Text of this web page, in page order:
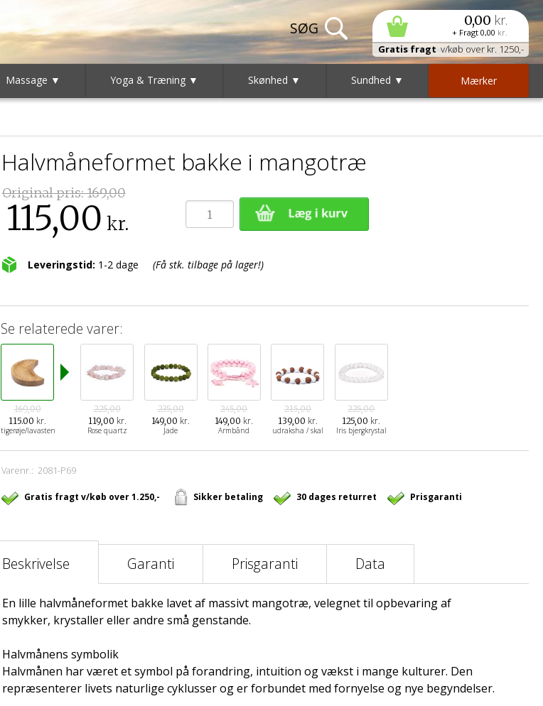
0,00 kr.
+ Fragt 0,00 kr.
Gratis fragt v/køb over kr. 1250,-
Massage ▼ Yoga & Træning ▼ Skønhed ▼ Sundhed ▼ Mærker
Halvmåneformet bakke i mangotræ
Original pris:169,00
115,00 kr.
Leveringstid: 1-2 dage (Få stk. tilbage på lager!)
Se relaterede varer:
169,00
115.00 kr.
tigerøje/lavasten
225,00
119,00 kr.
Rose quartz
235,00
149,00 kr.
Jade
245,00
149,00 kr.
Armbånd
215,00
139,00 kr.
udraksha / skal
225,00
125,00 kr.
Iris bjergkrystal
Varenr.: 2081-P69
Gratis fragt v/køb over 1.250,- Sikker betaling 30 dages returret Prisgaranti
Beskrivelse Garanti Prisgaranti Data
En lille halvmåneformet bakke lavet af massivt mangotræ, velegnet til opbevaring af
smykker, krystaller eller andre små genstande.
Halvmånens symbolik
Halvmånen har været et symbol på forandring, intuition og vækst i mange kulturer. Den
repræsenterer livets naturlige cyklusser og er forbundet med fornyelse og nye begyndelser.